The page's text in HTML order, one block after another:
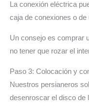
La conexión eléctrica
caja de conexiones o de
Un consejo es comprar
no tener que rozar el
Paso 3: Colocación y
Nuestros persianeros
desenroscar el disco de